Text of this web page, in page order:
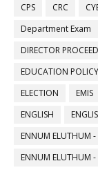
CPS
CRC
Department Exam
DIRECTOR
EDUCATION POLICY
ELECTION
EMIS
ENGLISH
ENNUM ELUTHUM -
ENNUM ELUTHUM -